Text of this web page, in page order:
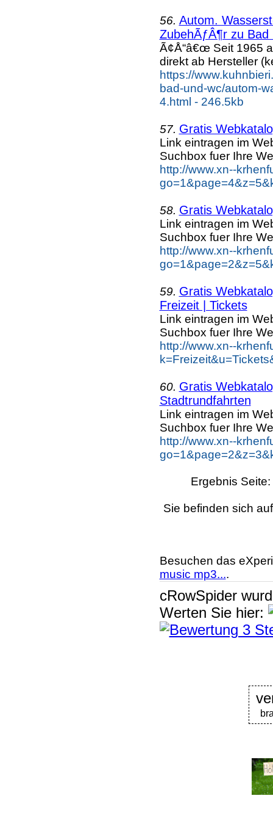
56. Autom.
ZubehÃƒÂ¶r zu Bad
Ã¢Å“â€œ Seit 1965
direkt ab Hersteller
https://
bad-und-wc/autom-
4.html - 246.5kb
57. Gratis
Link eintragen im
Suchbox fuer Ihre
http://www.xn--
58. Gratis
Link eintragen im
Suchbox fuer Ihre
http://www.xn--
59. Gratis
Freizeit | Tickets
Link eintragen im
Suchbox fuer Ihre
http://www.xn--
60. Gratis
Stadtrundfahrten
Link eintragen im
Suchbox fuer Ihre
http://www.xn--
Ergebnis Seite:
Sie befinden sich
Besuchen das
music mp3....
cRowSpider
Werten Sie hier: